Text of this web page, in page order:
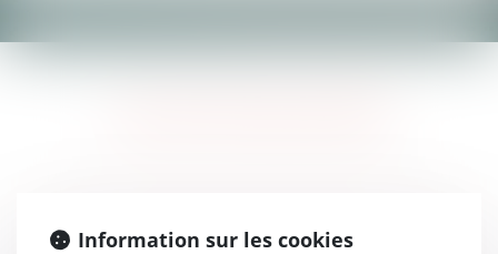
Information sur les cookies